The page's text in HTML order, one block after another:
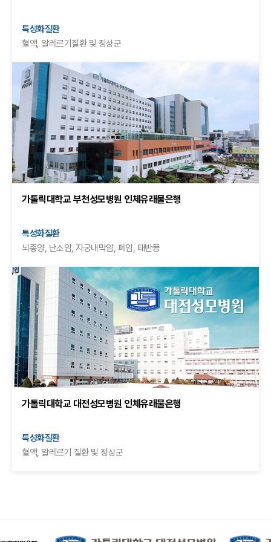
특성화질환
혈액, 알레르기질환 및 정상군
가톨릭대학교 부천성모병원 인체유래물은행
특성화질환
뇌종양, 난소암, 자궁내막암, 폐암, 태반등
가톨릭대학교 대전성모병원 인체유래물은행
특성화질환
혈액, 알레르기 질환 및 정상군